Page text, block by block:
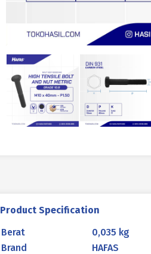
Product Specification
Berat
0,035 kg
Brand
HAFAS